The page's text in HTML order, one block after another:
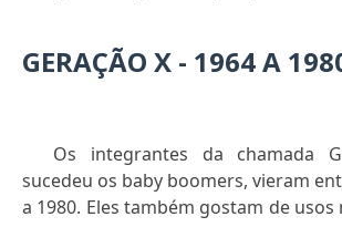
GERAÇÃO X - 1964 A
Os integrantes da chamada
sucedeu os baby boomers, vieram
a 1980. Eles também gostam de